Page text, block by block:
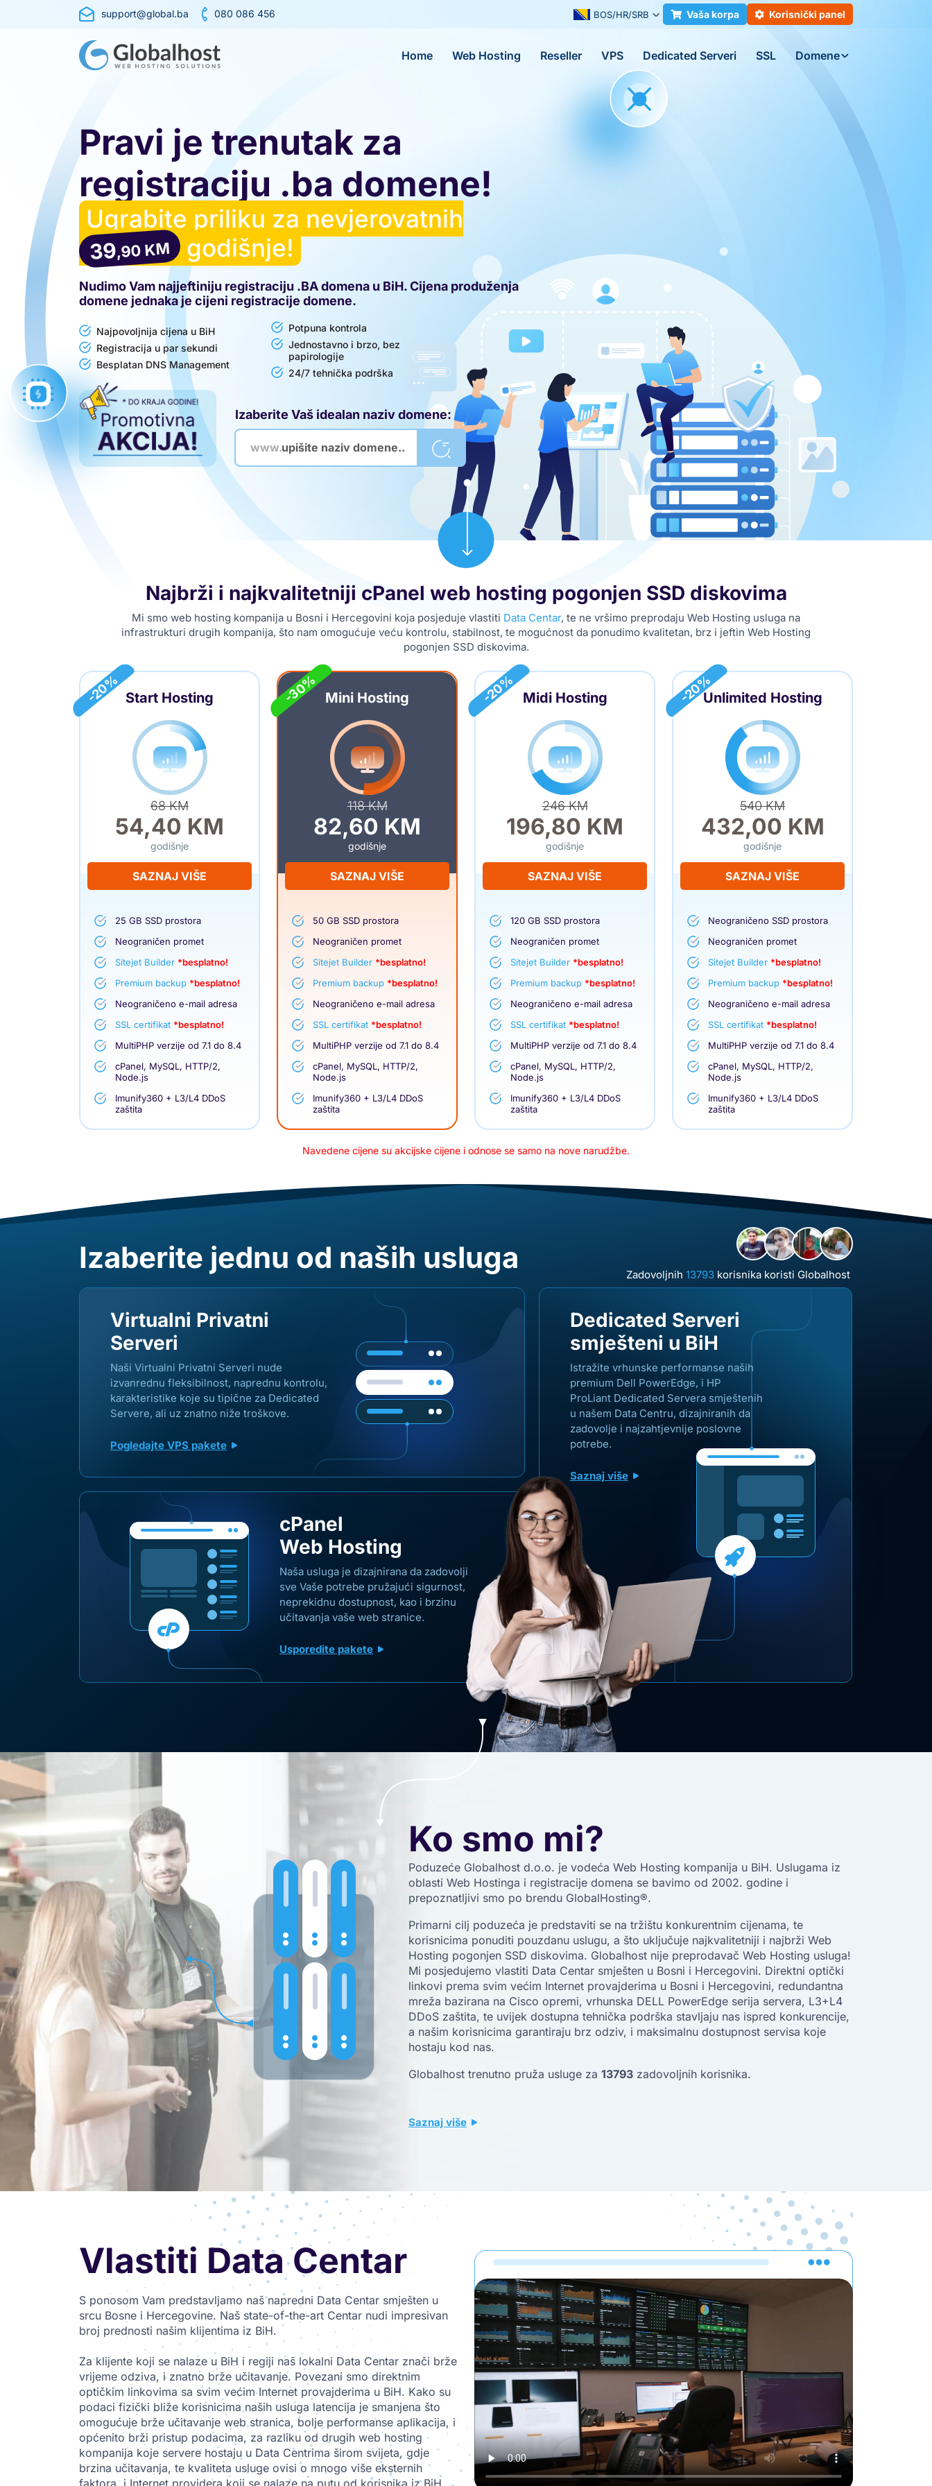
support@global.ba 080 086 456 BOS/HR/SRB Vaša korpa Korisnički panel
Home Web Hosting Reseller VPS Dedicated Serveri SSL Domene
Pravi je trenutak za
registraciju .ba domene!
Ugrabite priliku za nevjerovatnih
39,90 KM godišnje!
Nudimo Vam najjeftiniju registraciju .BA domena u BiH. Cijena produženja
domene jednaka je cijeni registracije domene.
Najpovoljnija cijena u BiH
Registracija u par sekundi
Besplatan DNS Management
Potpuna kontrola
Jednostavno i brzo, bez
papirologije
24/7 tehnička podrška
Izaberite Vaš idealan naziv domene:
www.
Najbrži i najkvalitetniji cPanel web hosting pogonjen SSD diskovima
Mi smo web hosting kompanija u Bosni i Hercegovini koja posjeduje vlastiti Data Centar, te ne vršimo preprodaju Web Hosting usluga na
infrastrukturi drugih kompanija, što nam omogućuje veću kontrolu, stabilnost, te mogućnost da ponudimo kvalitetan, brz i jeftin Web Hosting
pogonjen SSD diskovima.
-20% Start Hosting
68 KM
54,40 KM
godišnje
SAZNAJ VIŠE
25 GB SSD prostora
Neograničen promet
Sitejet Builder *besplatno!
Premium backup *besplatno!
Neograničeno e-mail adresa
SSL certifikat *besplatno!
MultiPHP verzije od 7.1 do 8.4
cPanel, MySQL, HTTP/2,
Node.js
Imunify360 + L3/L4 DDoS
zaštita
-30% Mini Hosting
118 KM
82,60 KM
godišnje
SAZNAJ VIŠE
50 GB SSD prostora
Neograničen promet
Sitejet Builder *besplatno!
Premium backup *besplatno!
Neograničeno e-mail adresa
SSL certifikat *besplatno!
MultiPHP verzije od 7.1 do 8.4
cPanel, MySQL, HTTP/2,
Node.js
Imunify360 + L3/L4 DDoS
zaštita
-20% Midi Hosting
246 KM
196,80 KM
godišnje
SAZNAJ VIŠE
120 GB SSD prostora
Neograničen promet
Sitejet Builder *besplatno!
Premium backup *besplatno!
Neograničeno e-mail adresa
SSL certifikat *besplatno!
MultiPHP verzije od 7.1 do 8.4
cPanel, MySQL, HTTP/2,
Node.js
Imunify360 + L3/L4 DDoS
zaštita
-20%Unlimited Hosting
540 KM
432,00 KM
godišnje
SAZNAJ VIŠE
Neograničeno SSD prostora
Neograničen promet
Sitejet Builder *besplatno!
Premium backup *besplatno!
Neograničeno e-mail adresa
SSL certifikat *besplatno!
MultiPHP verzije od 7.1 do 8.4
cPanel, MySQL, HTTP/2,
Node.js
Imunify360 + L3/L4 DDoS
zaštita
Navedene cijene su akcijske cijene i odnose se samo na nove narudžbe.
Izaberite jednu od naših usluga Zadovoljnih 13793 korisnika koristi Globalhost
Virtualni Privatni
Serveri
Naši Virtualni Privatni Serveri nude
izvanrednu fleksibilnost, naprednu kontrolu,
karakteristike koje su tipične za Dedicated
Servere, ali uz znatno niže troškove.
Pogledajte VPS pakete
cPanel
Web Hosting
Naša usluga je dizajnirana da zadovolji
sve Vaše potrebe pružajući sigurnost,
neprekidnu dostupnost, kao i brzinu
učitavanja vaše web stranice.
Usporedite pakete
Dedicated Serveri
smješteni u BiH
Istražite vrhunske performanse naših
premium Dell PowerEdge, i HP
ProLiant Dedicated Servera smještenih
u našem Data Centru, dizajniranih da
zadovolje i najzahtjevnije poslovne
potrebe.
Saznaj više
Ko smo mi?
Poduzeće Globalhost d.o.o. je vodeća Web Hosting kompanija u BiH. Uslugama iz
oblasti Web Hostinga i registracije domena se bavimo od 2002. godine i
prepoznatljivi smo po brendu GlobalHosting®.
Primarni cilj poduzeća je predstaviti se na tržištu konkurentnim cijenama, te
korisnicima ponuditi pouzdanu uslugu, a što uključuje najkvalitetniji i najbrži Web
Hosting pogonjen SSD diskovima. Globalhost nije preprodavač Web Hosting usluga!
Mi posjedujemo vlastiti Data Centar smješten u Bosni i Hercegovini. Direktni optički
linkovi prema svim većim Internet provajderima u Bosni i Hercegovini, redundantna
mreža bazirana na Cisco opremi, vrhunska DELL PowerEdge serija servera, L3+L4
DDoS zaštita, te uvijek dostupna tehnička podrška stavljaju nas ispred konkurencije,
a našim korisnicima garantiraju brz odziv, i maksimalnu dostupnost servisa koje
hostaju kod nas.
Globalhost trenutno pruža usluge za 13793 zadovoljnih korisnika.
Saznaj više
Vlastiti Data Centar
S ponosom Vam predstavljamo naš napredni Data Centar smješten u
srcu Bosne i Hercegovine. Naš state-of-the-art Centar nudi impresivan
broj prednosti našim klijentima iz BiH.
Za klijente koji se nalaze u BiH i regiji naš lokalni Data Centar znači brže
vrijeme odziva, i znatno brže učitavanje. Povezani smo direktnim
optičkim linkovima sa svim većim Internet provajderima u BiH. Kako su
podaci fizički bliže korisnicima naših usluga latencija je smanjena što
omogućuje brže učitavanje web stranica, bolje performanse aplikacija, i
općenito brži pristup podacima, za razliku od drugih web hosting
kompanija koje servere hostaju u Data Centrima širom svijeta, gdje
brzina učitavanja, te kvaliteta usluge ovisi o mnogo više eksternih